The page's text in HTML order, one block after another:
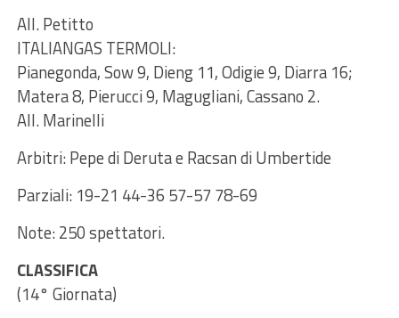
All. Petitto
ITALIANGAS TERMOLI:
Pianegonda, Sow 9, Dieng 11, Odigie 9, Diarra 16;
Matera 8, Pierucci 9, Magugliani, Cassano 2.
All. Marinelli
Arbitri: Pepe di Deruta e Racsan di Umbertide
Parziali: 19-21 44-36 57-57 78-69
Note: 250 spettatori.
CLASSIFICA
(14° Giornata)